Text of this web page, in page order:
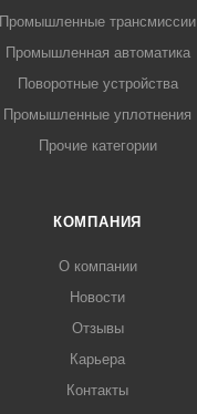
Промышленные трансмиссии
Промышленная автоматика
Поворотные устройства
Промышленные уплотнения
Прочие категории
КОМПАНИЯ
О компании
Новости
Отзывы
Карьера
Контакты